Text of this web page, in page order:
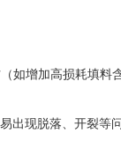
如增加高损耗填料
出现脱落、开裂等